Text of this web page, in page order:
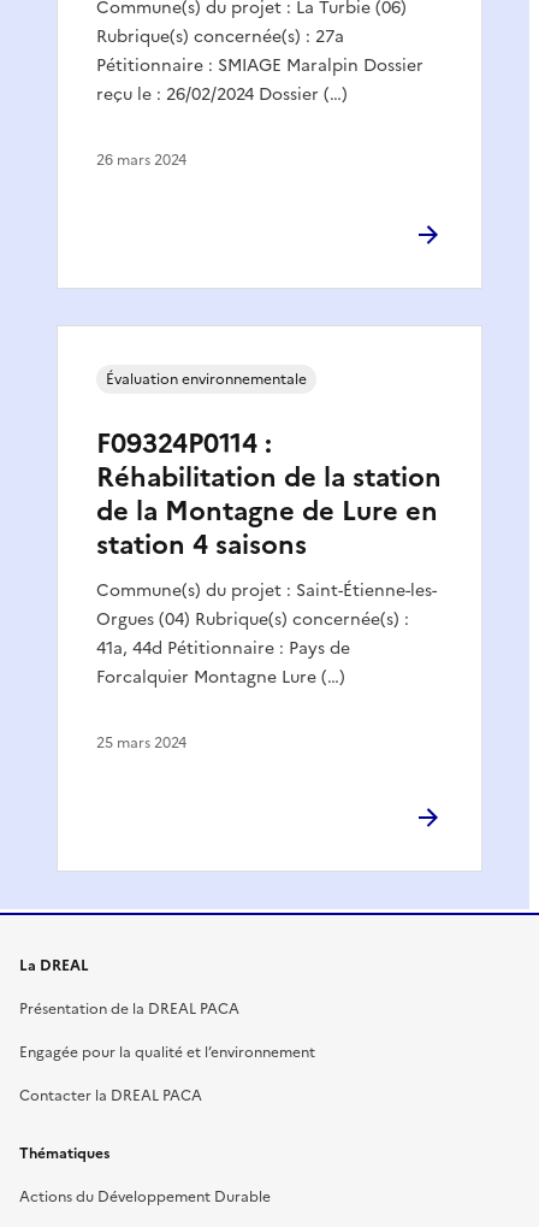
Commune(s) du projet : La Turbie (06)
Rubrique(s) concernée(s) : 27a
Pétitionnaire : SMIAGE Maralpin Dossier
reçu le : 26/02/2024 Dossier (…)
26 mars 2024
F09324P0114 :
Réhabilitation de la station
de la Montagne de Lure en
station 4 saisons
Commune(s) du projet : Saint-Étienne-les-
Orgues (04) Rubrique(s) concernée(s) :
41a, 44d Pétitionnaire : Pays de
Forcalquier Montagne Lure (…)
Évaluation environnementale
25 mars 2024
La DREAL
Présentation de la DREAL PACA
Engagée pour la qualité et l’environnement
Contacter la DREAL PACA
Thématiques
Actions du Développement Durable